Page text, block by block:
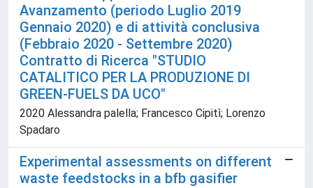
Avanzamento (periodo Luglio 2019
Gennaio 2020) e di attività conclusiva
(Febbraio 2020 - Settembre 2020)
Contratto di Ricerca "STUDIO
CATALITICO PER LA PRODUZIONE DI
GREEN-FUELS DA UCO"
2020 Alessandra palella; Francesco Cipitì; Lorenzo
Spadaro
Experimental assessments on different
waste feedstocks in a bfb gasifier